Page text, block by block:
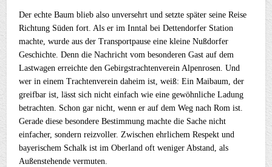
Der echte Baum blieb also unversehrt und setzte später seine Reise
Richtung Süden fort. Als er im Inntal bei Dettendorfer Station
machte, wurde aus der Transportpause eine kleine Nußdorfer
Geschichte. Denn die Nachricht vom besonderen Gast auf dem
Lastwagen erreichte den Gebirgstrachtenverein Alpenrosen. Und
wer in einem Trachtenverein daheim ist, weiß: Ein Maibaum, der
greifbar ist, lässt sich nicht einfach wie eine gewöhnliche Ladung
betrachten. Schon gar nicht, wenn er auf dem Weg nach Rom ist.
Gerade diese besondere Bestimmung machte die Sache nicht
einfacher, sondern reizvoller. Zwischen ehrlichem Respekt und
bayerischem Schalk ist im Oberland oft weniger Abstand, als
Außenstehende vermuten.